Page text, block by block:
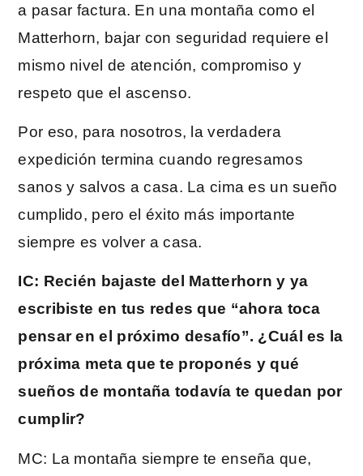
a pasar factura. En una montaña como el
Matterhorn, bajar con seguridad requiere el
mismo nivel de atención, compromiso y
respeto que el ascenso.
Por eso, para nosotros, la verdadera
expedición termina cuando regresamos
sanos y salvos a casa. La cima es un sueño
cumplido, pero el éxito más importante
siempre es volver a casa.
IC: Recién bajaste del Matterhorn y ya
escribiste en tus redes que “ahora toca
pensar en el próximo desafío”. ¿Cuál es la
próxima meta que te proponés y qué
sueños de montaña todavía te quedan por
cumplir?
MC: La montaña siempre te enseña que,